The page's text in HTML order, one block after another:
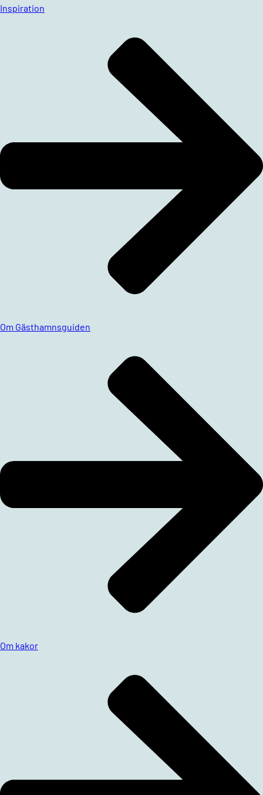
Inspiration
Om Gästhamnsguiden
Om kakor